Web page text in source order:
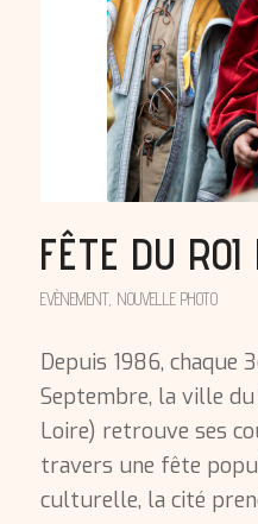
FÊTE DU ROI
EVÈNEMENT, NOUVELLE PHOTO
Depuis 1986, chaque
Septembre, la ville
Loire) retrouve ses
travers une fête
culturelle, la cité